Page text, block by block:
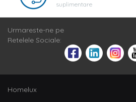
suplimentare
Urmareste-ne pe
Retelele Sociale:
Homelux